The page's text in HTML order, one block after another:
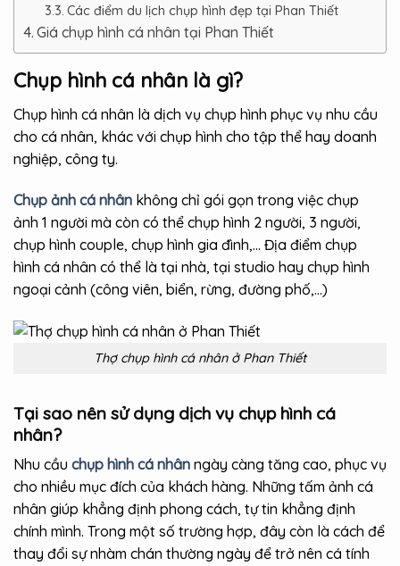
Các điểm du lịch chụp hình đẹp tại Phan Thiết
Giá chụp hình cá nhân tại Phan Thiết
Chụp hình cá nhân là gì?
Chụp hình cá nhân là dịch vụ chụp hình phục vụ nhu cầu
cho cá nhân, khác với chụp hình cho tập thể hay doanh
nghiệp, công ty.
Chụp ảnh cá nhân không chỉ gói gọn trong việc chụp
ảnh 1 người mà còn có thể chụp hình 2 người, 3 người,
chụp hình couple, chụp hình gia đình,… Địa điểm chụp
hình cá nhân có thể là tại nhà, tại studio hay chụp hình
ngoại cảnh (công viên, biển, rừng, đường phố,…)
Thợ chụp hình cá nhân ở Phan Thiết
Tại sao nên sử dụng dịch vụ chụp hình cá
nhân?
Nhu cầu chụp hình cá nhân ngày càng tăng cao, phục vụ
cho nhiều mục đích của khách hàng. Những tấm ảnh cá
nhân giúp khẳng định phong cách, tự tin khẳng định
chính mình. Trong một số trường hợp, đây còn là cách để
thay đổi sự nhàm chán thường ngày để trở nên cá tính